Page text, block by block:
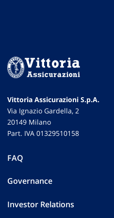
Vittoria Assicurazioni S.p.A.
Via Ignazio Gardella, 2
20149 Milano
Part. IVA 01329510158
FAQ
Governance
Investor Relations